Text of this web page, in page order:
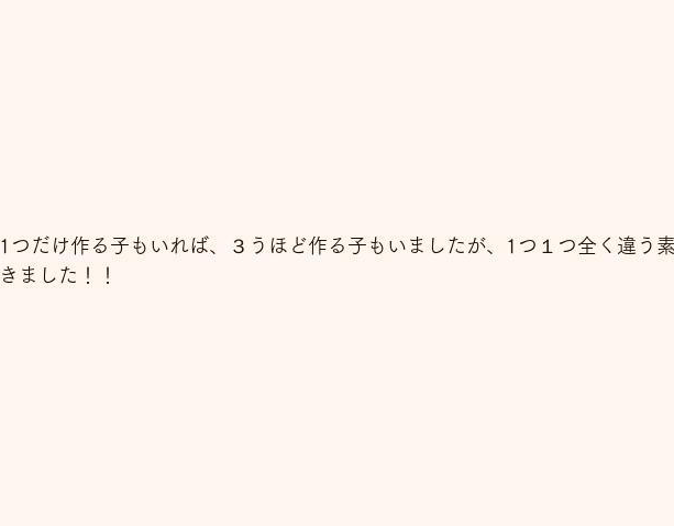
1つだけ作る子もいれば、３うほど作る子もいましたが、1つ１つ全く違う
きました！！